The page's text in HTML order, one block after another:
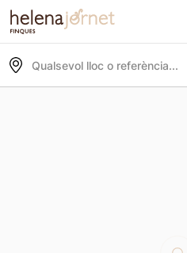
Qualsevol lloc o referència...